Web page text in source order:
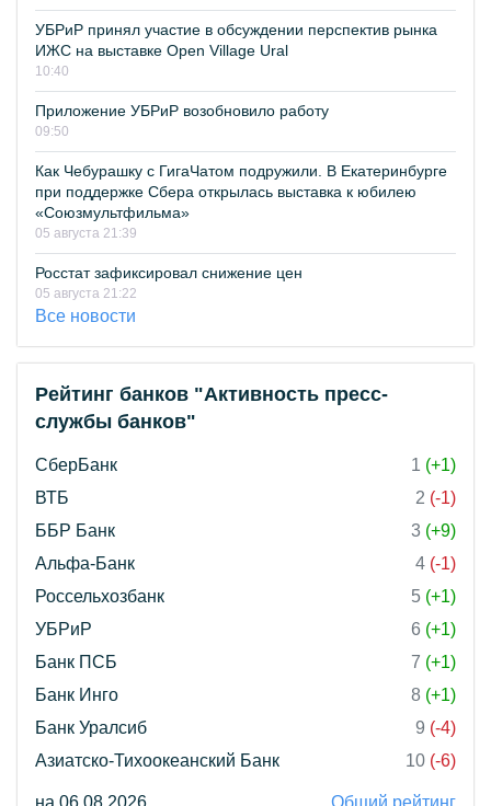
УБРиР принял участие в обсуждении перспектив рынка
ИЖС на выставке Open Village Ural
10:40
Приложение УБРиР возобновило работу
09:50
Как Чебурашку с ГигаЧатом подружили. В Екатеринбурге
при поддержке Сбера открылась выставка к юбилею
«Союзмультфильма»
05 августа 21:39
Росстат зафиксировал снижение цен
05 августа 21:22
Все новости
Рейтинг банков "Активность пресс-
службы банков"
СберБанк 1 (+1)
ВТБ
2 (-1)
ББР Банк
3 (+9)
Альфа-Банк
4 (-1)
Россельхозбанк
5 (+1)
УБРиР
6 (+1)
Банк ПСБ
7 (+1)
Банк Инго
8 (+1)
Банк Уралсиб
9 (-4)
Азиатско-Тихоокеанский Банк
10 (-6)